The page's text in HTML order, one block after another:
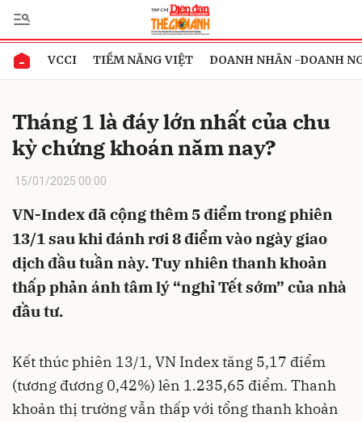
VCCI TIỀM NĂNG VIỆT DOANH NHÂN -DOANH
Tháng 1 là đáy lớn nhất của chu
kỳ chứng khoán năm nay?
15/01/2025 00:00
VN-Index đã cộng thêm 5 điểm trong phiên
13/1 sau khi đánh rơi 8 điểm vào ngày giao
dịch đầu tuần này. Tuy nhiên thanh khoản
thấp phản ánh tâm lý “nghỉ Tết sớm” của nhà
đầu tư.
Kết thúc phiên 13/1, VN Index tăng 5,17 điểm
(tương đương 0,42%) lên 1.235,65 điểm. Thanh
khoản thị trường vẫn thấp với tổng thanh khoản
Gửi bình luận
Hủy Gửi